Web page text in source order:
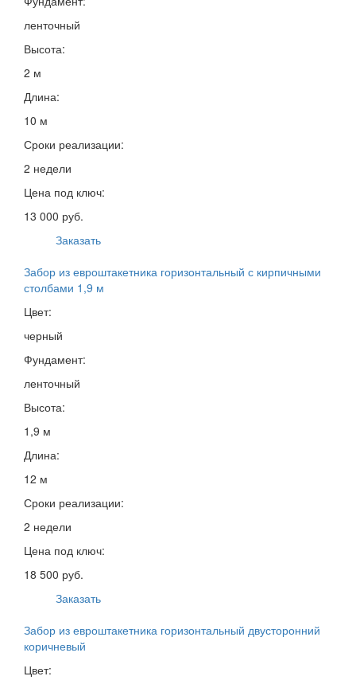
ленточный
Высота:
2 м
Длина:
10 м
Сроки реализации:
2 недели
Цена под ключ:
13 000 руб.
Заказать
Забор из евроштакетника горизонтальный с кирпичными
столбами 1,9 м
Цвет:
черный
Фундамент:
ленточный
Высота:
1,9 м
Длина:
12 м
Сроки реализации:
2 недели
Цена под ключ:
18 500 руб.
Заказать
Забор из евроштакетника горизонтальный двусторонний
коричневый
Цвет: